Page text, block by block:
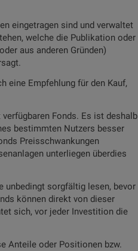
eingetragen sind und verwaltet
welche die Publikation oder
aus anderen Gründen)
eine Empfehlung für den Kauf,
Fonds. Es ist deshalb
bestimmten Nutzers besser
Preisschwankungen
unterliegen überdies
unbedingt sorgfältig lesen, bevor
können direkt von dieser
sich, vor jeder Investition die
Anteile oder Positionen bzw.